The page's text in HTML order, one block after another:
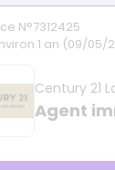
N°7312425
1 an (09/05/
Century 21
Agent